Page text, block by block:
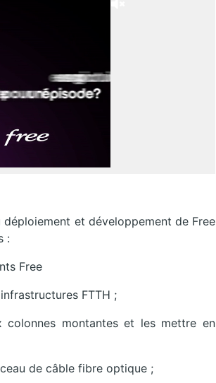
et développement de Free
:
Free
FTTH ;
montantes et les mettre en
de câble fibre optique ;